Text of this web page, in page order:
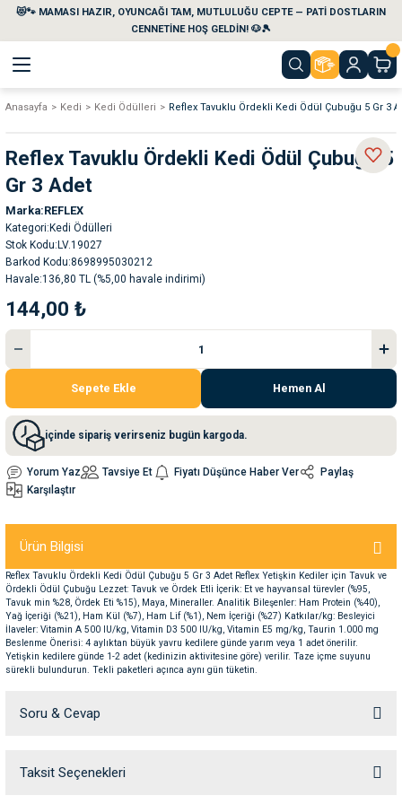
😻🐾 MAMASI HAZIR, OYUNCAĞI TAM, MUTLULUĞU CEPTE — PATİ DOSTLARIN
CENNETİNE HOŞ GELDİN! 🐶🎾
Geri Dön
Geri Dön
Temizlik Ürünleri
Su Kabları
Seyahat Ürünleri
Geri Dön
Geri Dön
Geri Dön
Geri Dön
Anasayfa Kedi Kedi Ödülleri Reflex Tavuklu Ördekli Kedi Ödül Çubuğu 5 Gr 3
Reflex Tavuklu Ördekli Kedi Ödül Çubuğu 5
Gr 3 Adet
Marka REFLEX
Kategori Kedi Ödülleri
Stok Kodu LV.19027
Barkod Kodu 8698995030212
Havale 136,80 TL (%5,00 havale indirimi)
144,00 ₺
Sepete Ekle Hemen Al
içinde sipariş verirseniz bugün kargoda.
Yorum Yaz Tavsiye Et Fiyatı Düşünce Haber Ver
Paylaş
Karşılaştır
Ürün Bilgisi
Reflex Tavuklu Ördekli Kedi Ödül Çubuğu 5 Gr 3 Adet Reflex Yetişkin Kediler için Tavuk ve
Ördekli Ödül Çubuğu Lezzet: Tavuk ve Ördek Etli İçerik: Et ve hayvansal türevler (%95,
Tavuk min %28, Ördek Eti %15), Maya, Mineraller. Analitik Bileşenler: Ham Protein (%40),
Yağ İçeriği (%21), Ham Kül (%7), Ham Lif (%1), Nem İçeriği (%27) Katkılar/kg: Besleyici
İlaveler: Vitamin A 500 IU/kg, Vitamin D3 500 IU/kg, Vitamin E5 mg/kg, Taurin 1.000 mg
Beslenme Önerisi: 4 aylıktan büyük yavru kedilere günde yarım veya 1 adet önerilir.
Yetişkin kedilere günde 1-2 adet (kedinizin aktivitesine göre) verilir. Taze içme suyunu
sürekli bulundurun. Tekli paketleri açınca aynı gün tüketin.
Soru & Cevap
Ürün hakkında henüz soru sorulmamış.
Taksit Seçenekleri